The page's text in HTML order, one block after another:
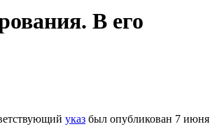
В его
указ был опубликован 7 июня